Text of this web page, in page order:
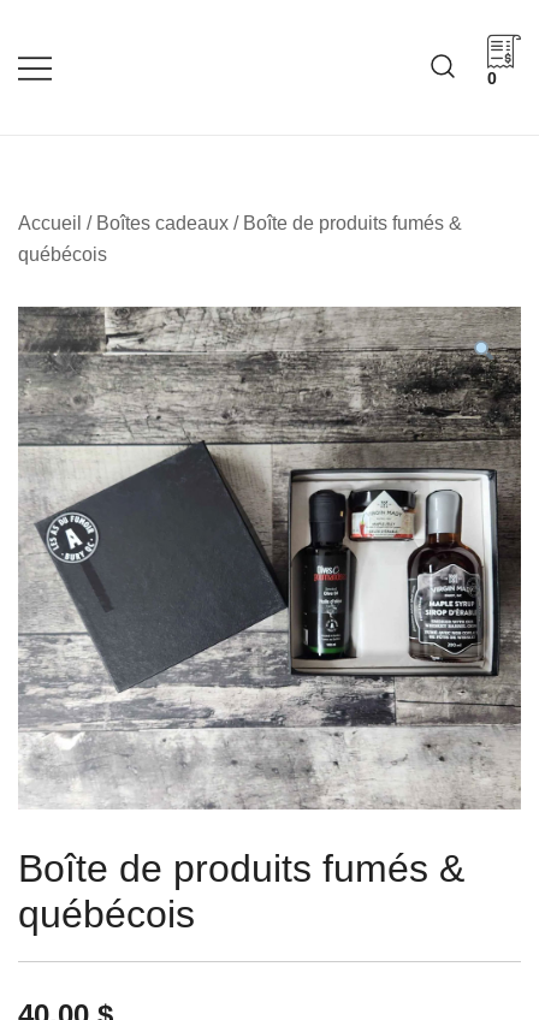
content
0
Accueil / Boîtes cadeaux / Boîte de produits fumés &
québécois
Boîte de produits fumés &
québécois